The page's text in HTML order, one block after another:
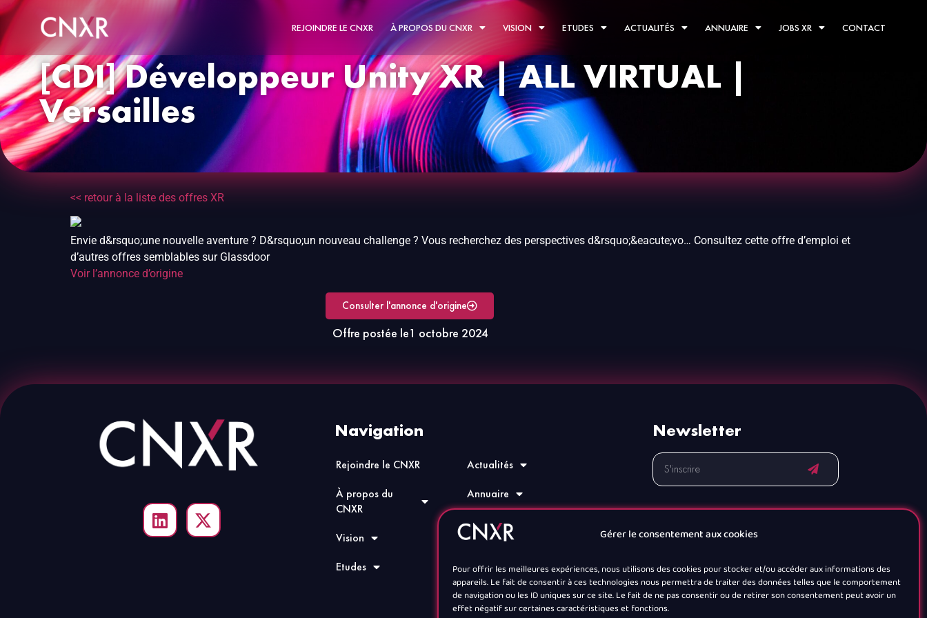
Gérer le consentement aux cookies
Pour offrir les meilleures expériences, nous utilisons des cookies pour stocker et/ou accéder aux informations des
appareils. Le fait de consentir à ces technologies nous permettra de traiter des données telles que le comportement
de navigation ou les ID uniques sur ce site. Le fait de ne pas consentir ou de retirer son consentement peut avoir un
effet négatif sur certaines caractéristiques et fonctions.
REJOINDRE LE CNXR À PROPOS DU CNXR VISION ETUDES ACTUALITÉS ANNUAIRE JOBS XR CONTACT
[CDI] Développeur Unity XR | ALL VIRTUAL |
Versailles
<< retour à la liste des offres XR
Envie d&rsquo;une nouvelle aventure ? D&rsquo;un nouveau challenge ? Vous recherchez des perspectives d&rsquo;&eacute;vo… Consultez cette offre d’emploi et
d’autres offres semblables sur Glassdoor
Voir l’annonce d’origine
Consulter l'annonce d'origine
Offre postée le1 octobre 2024
Navigation
Rejoindre le CNXR
À propos du
CNXR
Vision
Etudes
Actualités
Annuaire
Jobs XR
Newsletter